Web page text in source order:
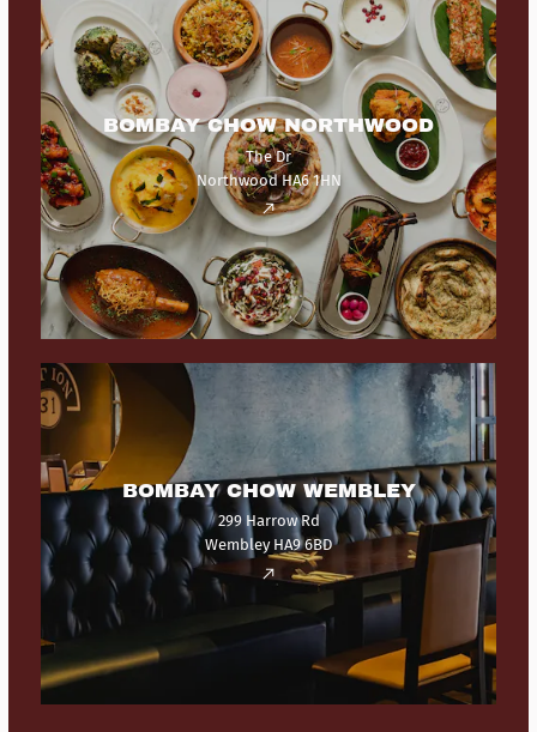
BOMBAY CHOW NORTHWOOD
The Dr
Northwood HA6 1HN
BOMBAY CHOW WEMBLEY
299 Harrow Rd
Wembley HA9 6BD